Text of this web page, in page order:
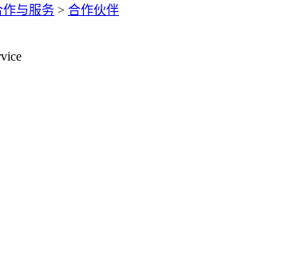
作与服务 > 合作伙伴